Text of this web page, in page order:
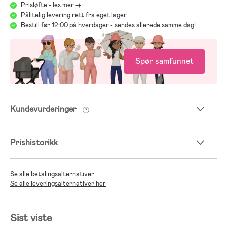
Prisløfte - les mer ->
Pålitelig levering rett fra eget lager
Bestill før 12:00 på hverdager - sendes allerede samme dag!
Spør samfunnet
Kundevurderinger
Prishistorikk
Se alle betalingsalternativer
Se alle leveringsalternativer her
Sist viste